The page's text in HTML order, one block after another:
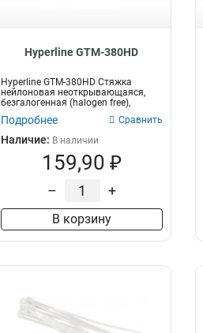
Hyperline GTM-380HD
Hyperline GTM-380HD Стяжка
нейлоновая неоткрывающаяся,
безгалогенная (halogen free),
382x7.6 мм...
Подробнее Сравнить
Наличие: В наличии
159,90 ₽
– +
В корзину